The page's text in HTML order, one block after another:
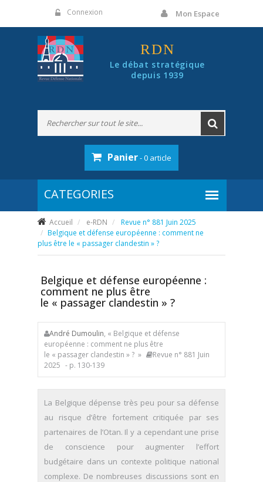
Connexion Mon Espace
RDN
Le débat stratégique
depuis 1939
Panier- 0 article
Accueil e-RDN
Revue n° 881 Juin 2025
Belgique et défense européenne : comment ne
plus être le « passager clandestin » ?
Belgique et défense européenne :
comment ne plus être
le « passager clandestin » ?
André Dumoulin, « Belgique et défense
européenne : comment ne plus être
le « passager clandestin » ? »
Revue n° 881 Juin
2025 - p. 130-139
La Belgique dépense très peu pour sa défense
au risque d’être fortement critiquée par ses
partenaires de l’Otan. Il y a cependant une prise
de conscience pour augmenter l’effort
budgétaire dans un contexte politique national
complexe. De nombreuses discussions sont en